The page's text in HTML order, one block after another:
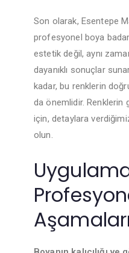
Son olarak, Esentepe
profesyonel boya
estetik değil, aynı
dayanıklı sonuçlar
kadar, bu renklerin
da önemlidir. Renklerin
için, detaylara
olun.
Aşamaları